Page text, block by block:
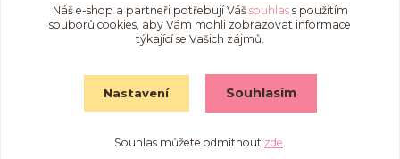
Fotogalerie
Obchodní podmínky
Ochrana osobních
Vytvořeno na Eshop-rychle.cz
Náš e-shop a partneři potřebují Váš souhlass použitím
souborů cookies, aby Vám mohli zobrazovat informace
týkající se Vašich zájmů.
Nastavení Souhlasím
Souhlas můžete odmítnout zde